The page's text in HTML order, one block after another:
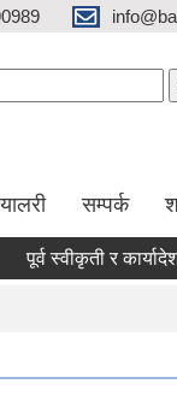
सम्पर्क
स्वीकृती र कार्यादेश